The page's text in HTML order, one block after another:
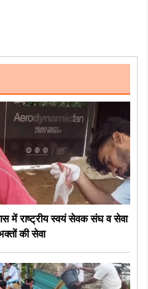
में राष्ट्रीय स्वयं सेवक संघ व सेवा
की सेवा